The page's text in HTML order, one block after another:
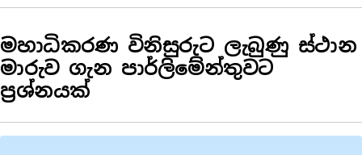
මහාධිකරණ විනිසුරුට ලැබුණු ස්ථාන
මාරුව ගැන පාර්ලිමේන්තුවට
ප්‍රශ්නයක්